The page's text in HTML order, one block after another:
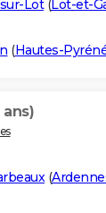
Lot(Lot-et-
(Hautes-
ans)
(